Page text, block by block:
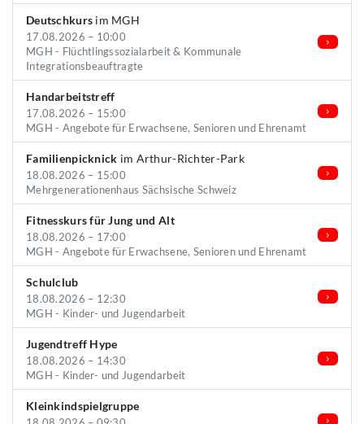
Deutschkurs im MGH
17.08.2026 – 10:00
MGH - Flüchtlingssozialarbeit & Kommunale
Integrationsbeauftragte
Handarbeitstreff
17.08.2026 – 15:00
MGH - Angebote für Erwachsene, Senioren und Ehrenamt
Familienpicknick im Arthur-Richter-Park
18.08.2026 – 15:00
Mehrgenerationenhaus Sächsische Schweiz
Fitnesskurs für Jung und Alt
18.08.2026 – 17:00
MGH - Angebote für Erwachsene, Senioren und Ehrenamt
Schulclub
18.08.2026 – 12:30
MGH - Kinder- und Jugendarbeit
Jugendtreff Hype
18.08.2026 – 14:30
MGH - Kinder- und Jugendarbeit
Kleinkindspielgruppe